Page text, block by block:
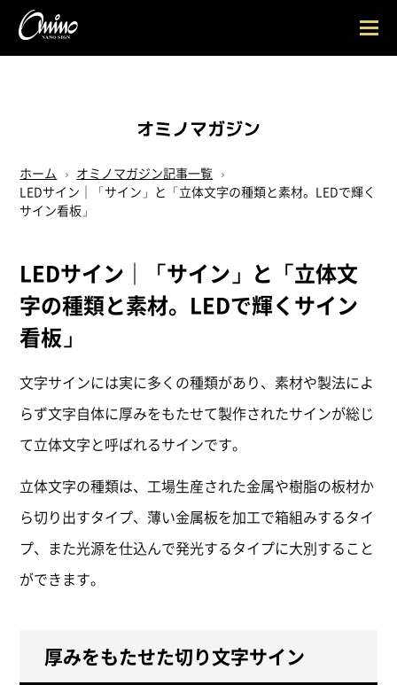
導光板 nanoLight Panel
NANO SIGNとは
会社概要
納入事例
お見積り
オミノマガジン
ホーム
オミノマガジン記事一覧
LEDサイン｜「サイン」と「立体文字の種類と素材。LEDで輝く
サイン看板」
LEDサイン｜「サイン」と「立体文
字の種類と素材。LEDで輝くサイン
看板」
文字サインには実に多くの種類があり、素材や製法によ
らず文字自体に厚みをもたせて製作されたサインが総じ
て立体文字と呼ばれるサインです。
立体文字の種類は、工場生産された金属や樹脂の板材か
ら切り出すタイプ、薄い金属板を加工で箱組みするタイ
プ、また光源を仕込んで発光するタイプに大別すること
ができます。
厚みをもたせた切り文字サイン